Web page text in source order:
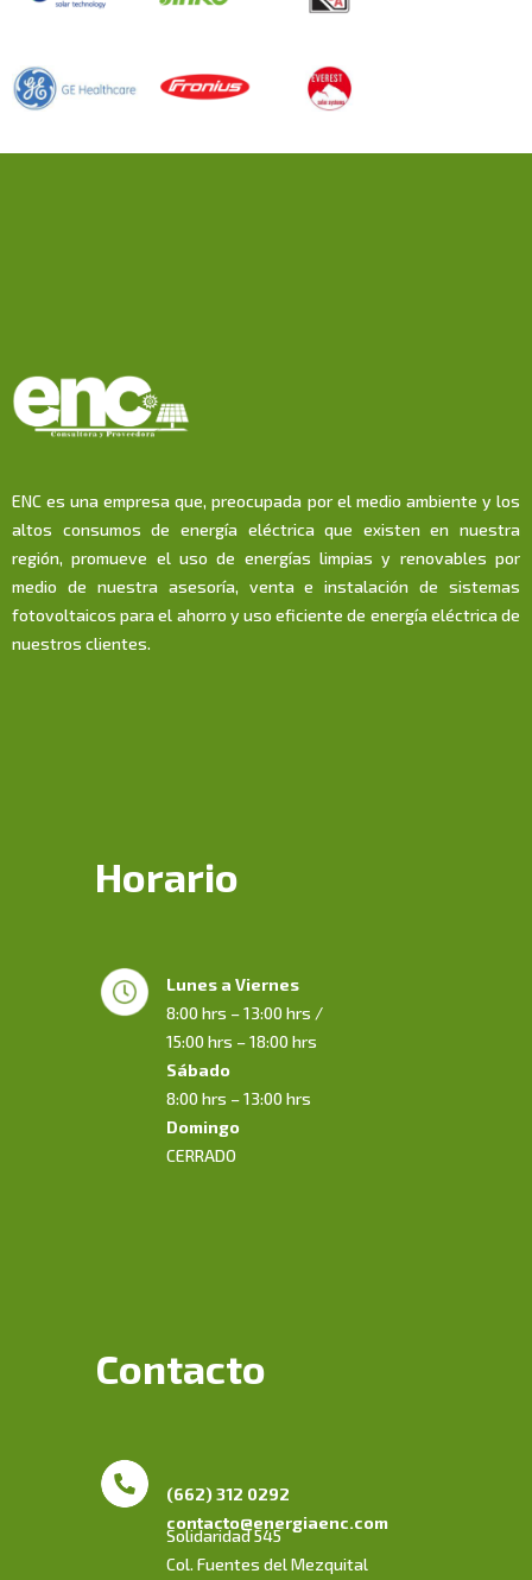
ENC es una empresa que, preocupada por el medio ambiente y los
altos consumos de energía eléctrica que existen en nuestra
región, promueve el uso de energías limpias y renovables por
medio de nuestra asesoría, venta e instalación de sistemas
fotovoltaicos para el ahorro y uso eficiente de energía eléctrica de
nuestros clientes.
Horario
Lunes a Viernes
8:00 hrs – 13:00 hrs /
15:00 hrs – 18:00 hrs
Sábado
8:00 hrs – 13:00 hrs
Domingo
CERRADO
Contacto
(662) 312 0292
contacto@energiaenc.com
Solidaridad 545
Col. Fuentes del Mezquital